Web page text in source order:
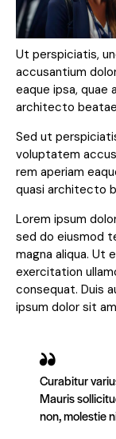
Ut perspiciatis,
accusantium
eaque ipsa, quae
architecto
Sed ut
voluptatem
rem aperiam
quasi architecto
Lorem ipsum
sed do eiusmod
magna aliqua. Ut
exercitation
consequat. Duis
ipsum dolor sit
Curabitur
Mauris
non, molestie